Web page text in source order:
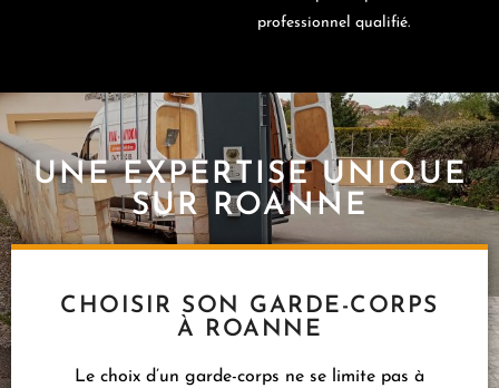
professionnel qualifié.
UNE EXPERTISE UNIQUE
SUR ROANNE
CHOISIR SON GARDE-CORPS
À ROANNE
Le choix d’un garde-corps ne se limite pas à